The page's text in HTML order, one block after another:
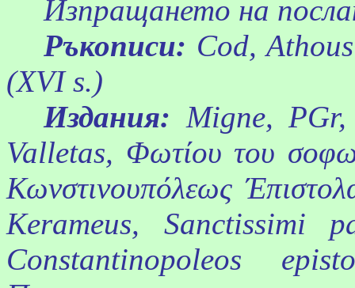
Изпращането на
Ръкописи: Cod,Athous
(XVI s.)
Издания: Migne, PGr,
Valletas, Φωτίου του
Κωνστινουπόλεως
Kerameus, Sanctissimi
Constantinopoleos